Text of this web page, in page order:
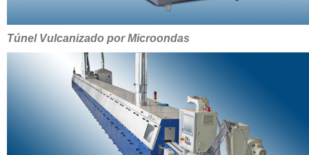
Túnel Vulcanizado por Microondas